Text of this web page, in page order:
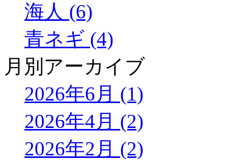
海人 (6)
青ネギ (4)
月別アーカイブ
2026年6月 (1)
2026年4月 (2)
2026年2月 (2)